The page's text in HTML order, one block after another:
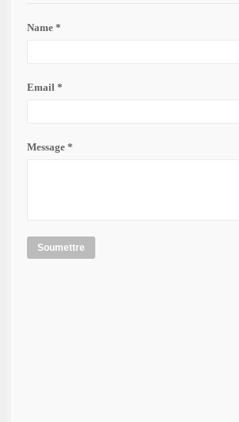
Name *
Email *
Message *
Soumettre